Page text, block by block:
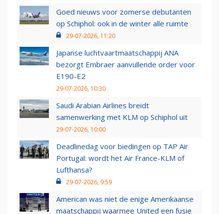
Goed nieuws voor zomerse debutanten
op Schiphol: ook in de winter alle ruimte
29-07-2026, 11:20
Japanse luchtvaartmaatschappij ANA
bezorgt Embraer aanvullende order voor
E190-E2
29-07-2026, 10:30
Saudi Arabian Airlines breidt
samenwerking met KLM op Schiphol uit
29-07-2026, 10:00
Deadlinedag voor biedingen op TAP Air
Portugal: wordt het Air France-KLM of
Lufthansa?
29-07-2026, 9:59
American was niet de enige Amerikaanse
maatschappij waarmee United een fusie